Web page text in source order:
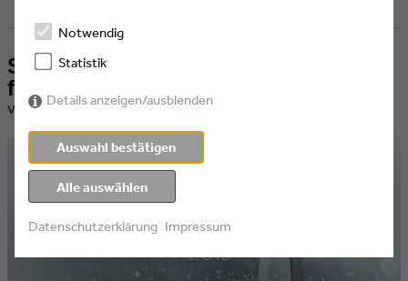
Screenworks produziert Einspieler
für den Deutschen Fernsehpreis
​Veröffentlicht am 16.01.2019 von Eyes & Ears of Europe
Notwendig
Statistik
Details anzeigen/ausblenden
Auswahl bestätigen
Alle auswählen
Datenschutzerklärung Impressum